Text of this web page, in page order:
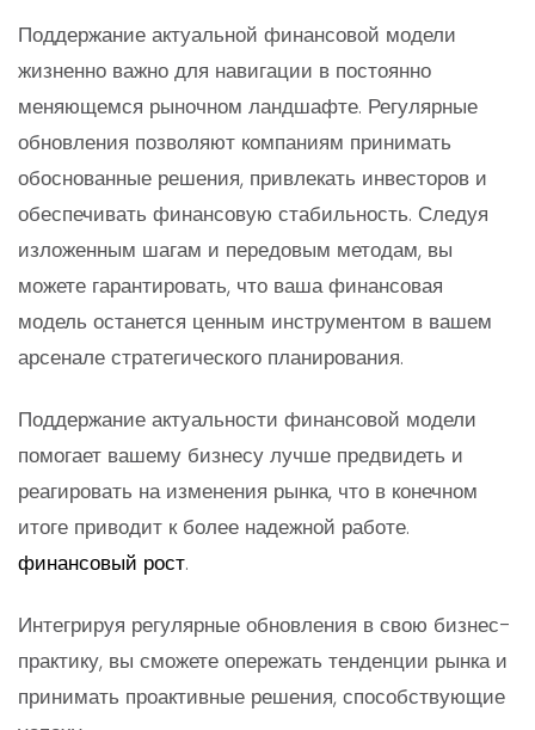
Поддержание актуальной финансовой модели
жизненно важно для навигации в постоянно
меняющемся рыночном ландшафте. Регулярные
обновления позволяют компаниям принимать
обоснованные решения, привлекать инвесторов и
обеспечивать финансовую стабильность. Следуя
изложенным шагам и передовым методам, вы
можете гарантировать, что ваша финансовая
модель останется ценным инструментом в вашем
арсенале стратегического планирования.
Поддержание актуальности финансовой модели
помогает вашему бизнесу лучше предвидеть и
реагировать на изменения рынка, что в конечном
итоге приводит к более надежной работе.
финансовый рост.
Интегрируя регулярные обновления в свою бизнес-
практику, вы сможете опережать тенденции рынка и
принимать проактивные решения, способствующие